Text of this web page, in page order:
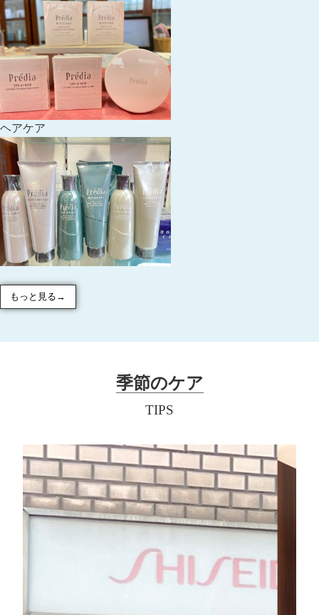
ヘアケア
もっと見る→
季節のケア
TIPS